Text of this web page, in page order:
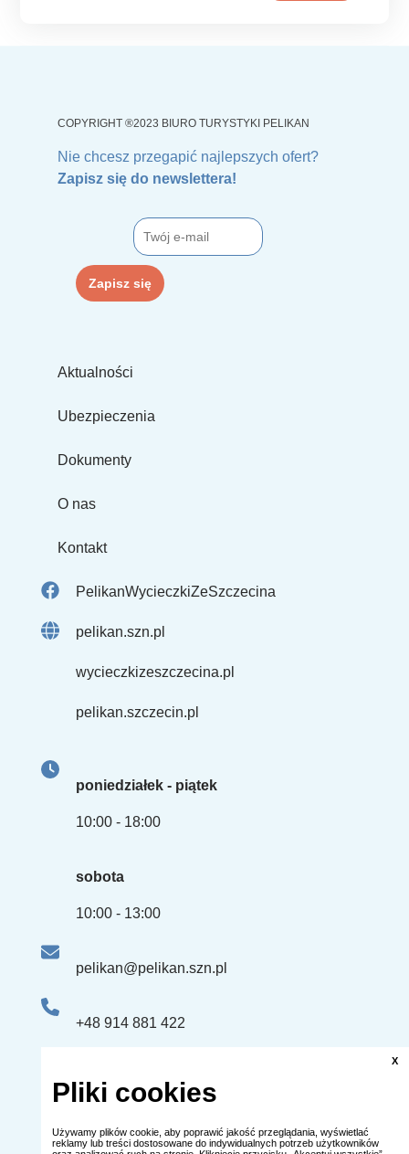
Nie chcesz przegapić najlepszych ofert?
Zapisz się do newslettera!
COPYRIGHT ®2023 BIURO TURYSTYKI PELIKAN
Aktualności
Ubezpieczenia
Dokumenty
O nas
Kontakt
PelikanWycieczkiZeSzczecina
pelikan.szn.pl
wycieczkizeszczecina.pl
pelikan.szczecin.pl
poniedziałek - piątek
10:00 - 18:00
sobota
10:00 - 13:00
pelikan@pelikan.szn.pl
+48 914 881 422
X
Pliki cookies
Używamy plików cookie, aby poprawić jakość przeglądania, wyświetlać
reklamy lub treści dostosowane do indywidualnych potrzeb użytkowników